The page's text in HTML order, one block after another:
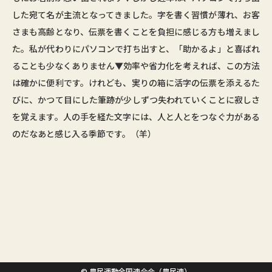
した宛て名が主流となってきました。字を書く習慣が薄れ、お客
さまも高齢となり、伝票を書くことを負担に感じる方も増えまし
た。私が代わりにパソコンで打ち出すと、「助かるよ」と喜ばれ
ることも少なくありません▼効率や省力化を考えれば、この方法
は確かに便利です。けれども、実りの箱に活字の伝票を添えるた
びに、かつて目にした筆跡が少しずつ失われていくことに寂しさ
を覚えます。人の手を経た文字には、人と人とをつなぐ力がある
のだなあと感じ入る季節です。（羊）